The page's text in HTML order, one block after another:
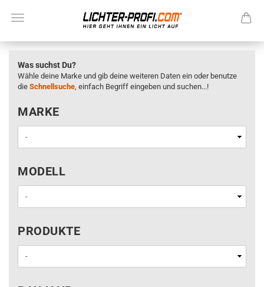
Was suchst Du?
Wähle deine Marke und gib deine weiteren Daten ein oder benutze
die Schnellsuche, einfach Begriff eingeben und suchen...!
MARKE
MARKE
MODELL
MODELL
PRODUKTE
PRODUKTE